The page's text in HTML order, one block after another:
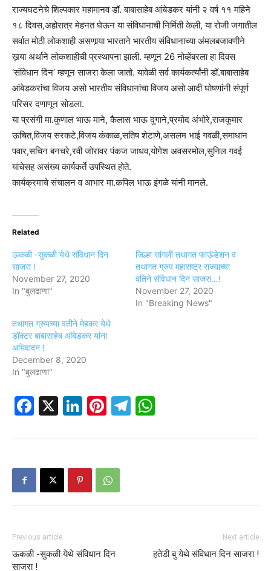
राज्यघटनेचे शिल्पकार महामानव डॉ. बाबासाहेब आंबेडकर यांनी २ वर्ष ११ महिने
१८ दिवस,अहोरात्र मेहनत घेऊन या संविधानाची निर्मिती केली, या रोजी जगातील
सर्वात मोठी लोकशाही असणार्‍या भारताने भारतीय संविधानाच्या अंमलबजावणीने
खर्‍या अर्थाने लोकशाहीची प्रस्थापना झाली. म्हणून 26 नोव्हेंबरला हा दिवस
‘संविधान दिन’ म्हणून साजरा केला जातो. यावेळी सर्व कार्यकर्त्यांनी डॉ.बाबासाहेब
आंबेडकरांचा विजय असो भारतीय संविधानांचा विजय असो आदी घोषणांनी संपूर्ण
परिसर दणाणून सोडला.
या प्रसंगी मा.कुणाल भाऊ माने, कैलास भाऊ दुगाने,प्रमोद अंभोरे,राजकुमार
ऊचित,विजय सरकटे,विजय कंकाळ,सतिष शेटाणे,असलम भाई गवळी,समाधान
पवार,सचिन बनचरे,रवी जोरावर पंकज जाधव,योगेश अवसरमोल,सुनिल गवई
यांचेसह असंख्य कार्यकर्ते उपस्थित होते.
कार्यक्रमाचे संचालन व आभार मा.कपिल भाऊ इंगळे यांनी मानले.
Related
ऊकळी -सुकळी येथे संविधान दिन
साजरा !
November 27, 2020
In "बुलढाणा"
जिल्हा सांगली तथागत फाऊंडेशन व
तथागत ग्रुप महाराष्ट्र राज्याच्या
वतिने संविधान दिन साजरा…!
November 27, 2020
In "Breaking News"
तथागत ग्रुपच्या वतीने मेहकर येथे
डॉक्टर बाबासाहेब आंबेडकर यांना
अभिवादन !
December 8, 2020
In "बुलढाणा"
Facebook
X LinkedIn
Pinterest
Telegram
Previous article
ऊकळी -सुकळी येथे संविधान दिन
साजरा !
Next article
हतेडी बु येथे संविधान दिन साजरा !